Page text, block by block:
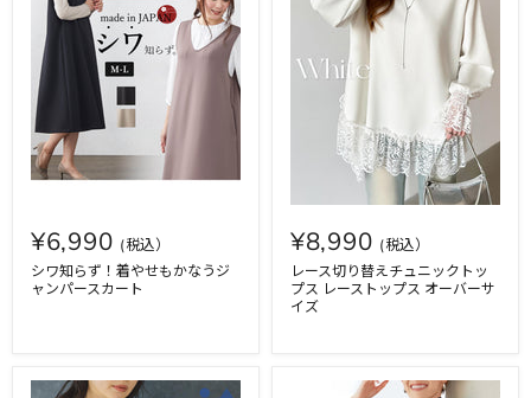
¥6,990
シワ知らず！着やせもかなうジ
ャンパースカート
¥8,990
レース切り替えチュニックトッ
プス レーストップス オーバーサ
イズ